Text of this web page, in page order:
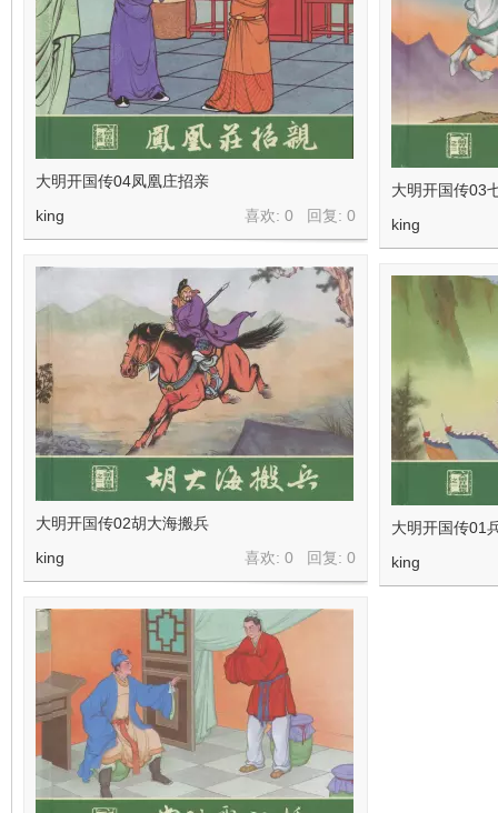
大明开国传04凤凰庄招亲
喜欢: 0 回复: 0
king
大明开国传03
king
大明开国传02胡大海搬兵
喜欢: 0 回复: 0
king
大明开国传01
king